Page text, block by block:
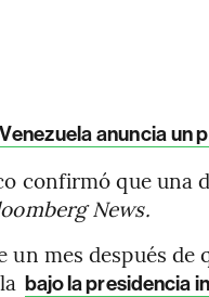
anuncia
confirmó que una
News.
un mes después
bajo la presidencia